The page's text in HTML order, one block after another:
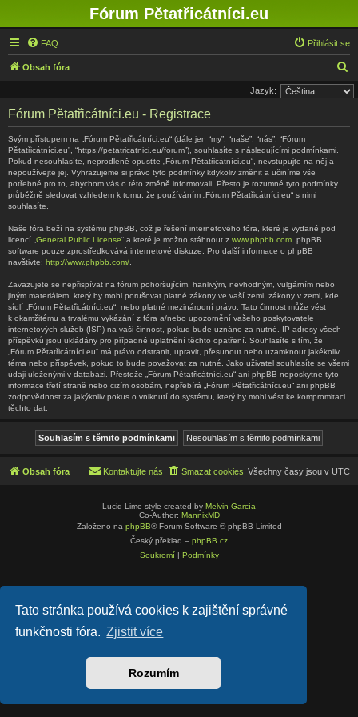
Tato stránka používá cookies k zajištění správné
funkčnosti fóra. Zjistit více
Rozumím
Fórum Pětatřicátníci.eu
FAQ Přihlásit se
Obsah fóra
l
Jazyk:
Fórum Pětatřicátníci.eu - Registrace
Svým přístupem na „Fórum Pětatřicátníci.eu“ (dále jen “my”, “naše”, “nás”, “Fórum
Pětatřicátníci.eu”, “https://petatricatnici.eu/forum”), souhlasíte s následujícími podmínkami.
Pokud nesouhlasíte, neprodleně opusťte „Fórum Pětatřicátníci.eu“, nevstupujte na něj a
nepoužívejte jej. Vyhrazujeme si právo tyto podmínky kdykoliv změnit a učiníme vše
potřebné pro to, abychom vás o této změně informovali. Přesto je rozumné tyto podmínky
průběžně sledovat vzhledem k tomu, že používáním „Fórum Pětatřicátníci.eu“ s nimi
souhlasíte.
Naše fóra beží na systému phpBB, což je řešení internetového fóra, které je vydané pod
licencí „ General Public License“ a které je možno stáhnout z www.phpbb.com . phpBB
software pouze zprostředkovává internetové diskuze. Pro další informace o phpBB
navštivte: http://www.phpbb.com/
Zavazujete se nepřispívat na fórum pohoršujícím, hanlivým, nevhodným, vulgárním nebo
jiným materiálem, který by mohl porušovat platné zákony ve vaší zemi, zákony v zemi, kde
sídlí „Fórum Pětatřicátníci.eu“, nebo platné mezinárodní právo. Tato činnost může vést
k okamžitému a trvalému vykázání z fóra a/nebo upozornění vašeho poskytovatele
internetových služeb (ISP) na vaši činnost, pokud bude uznáno za nutné. IP adresy všech
příspěvků jsou ukládány pro případné uplatnění těchto opatření. Souhlasíte s tím, že
„Fórum Pětatřicátníci.eu“ má právo odstranit, upravit, přesunout nebo uzamknout jakékoliv
téma nebo příspěvek, pokud to bude považovat za nutné. Jako uživatel souhlasíte se všemi
údaji uloženými v databázi. Přestože „Fórum Pětatřicátníci.eu“ ani phpBB neposkytne tyto
informace třetí straně nebo cizím osobám, nepřebírá „Fórum Pětatřicátníci.eu“ ani phpBB
zodpovědnost za jakýkoliv pokus o vniknutí do systému, který by mohl vést ke kompromitaci
těchto dat.
Obsah fóra Všechny časy jsou v UTC
Smazat cookies
Kontaktujte nás
Lucid Lime style created by Melvin García
Co-Author: MannixMD
Založeno na phpBB® Forum Software © phpBB Limited
Český překlad – phpBB.cz
Soukromí| Podmínky